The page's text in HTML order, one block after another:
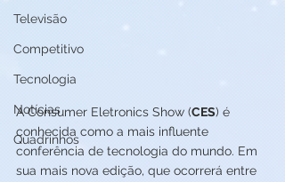
Televisão
Competitivo
Tecnologia
Notícias
Quadrinhos
A Consumer Eletronics Show (CES) é
conhecida como a mais influente
conferência de tecnologia do mundo. Em
sua mais nova edição, que ocorrerá entre